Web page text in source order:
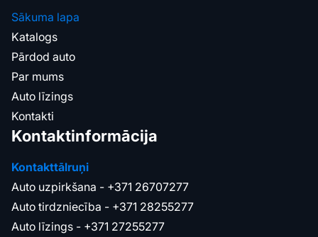
Sākuma lapa
Katalogs
Pārdod auto
Par mums
Auto līzings
Kontakti
Kontaktinformācija
Kontakttālruņi
Auto uzpirkšana - +371 26707277
Auto tirdzniecība - +371 28255277
Auto līzings - +371 27255277